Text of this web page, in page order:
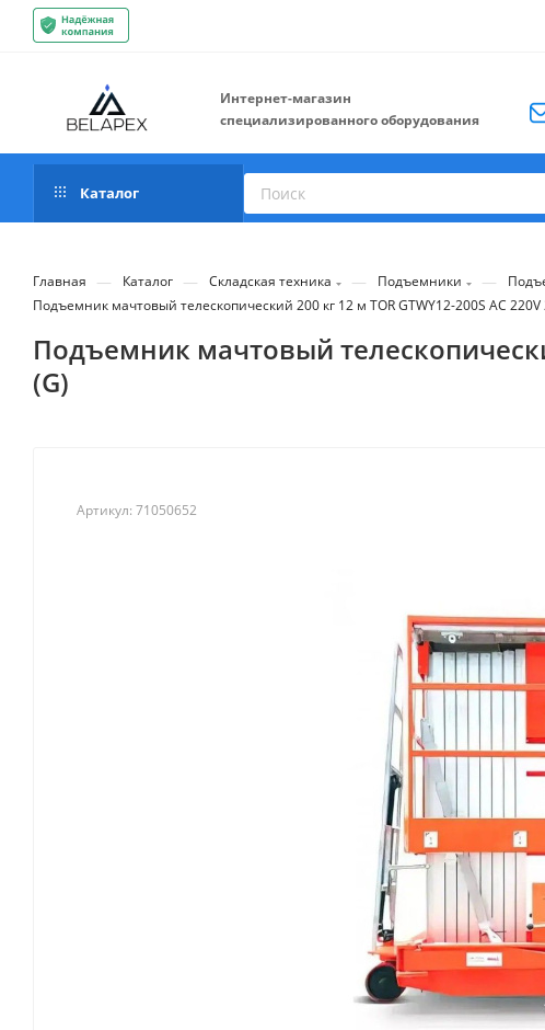
Интернет-магазин
специализированного оборудования
Каталог
Главная — Каталог — Складская техника — Подъемники —
Подъемник мачтовый телескопический 200 кг 12 м TOR GTWY12-200S AC
Подъемник мачтовый
(G)
Артикул: 71050652